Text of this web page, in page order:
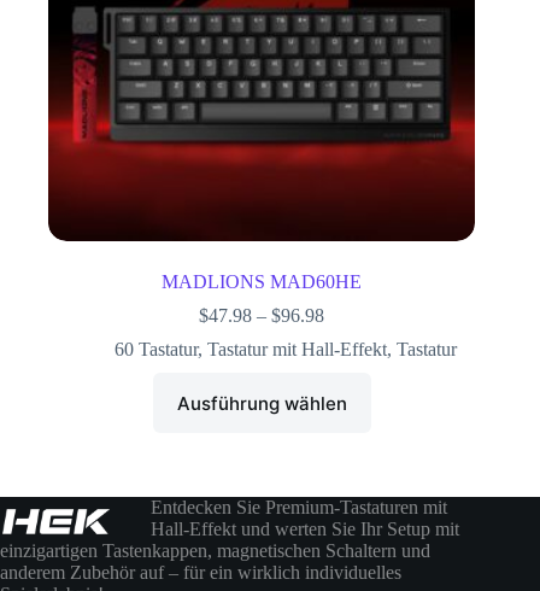
MADLIONS MAD60HE
$47.98 –$96.98
60 Tastatur,Tastatur mit Hall-Effekt,Tastatur
Ausführung wählen
Entdecken Sie Premium-Tastaturen mit
Hall-Effekt und werten Sie Ihr Setup mit
einzigartigen Tastenkappen, magnetischen Schaltern und
anderem Zubehör auf – für ein wirklich individuelles